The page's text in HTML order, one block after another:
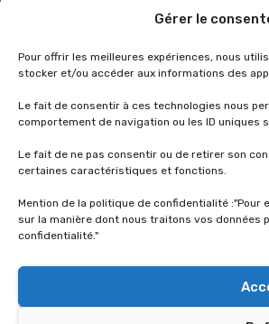
Gérer le
Pour offrir les meilleures expériences, nous
stocker et/ou accéder aux informations des
Le fait de consentir à ces technologies nous
comportement de navigation ou les ID uniques
Le fait de ne pas consentir ou de retirer son
certaines caractéristiques et fonctions.
Mention de la politique de confidentialité
sur la manière dont nous traitons vos données
confidentialité."